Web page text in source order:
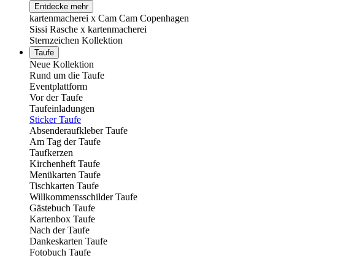
Entdecke mehr
kartenmacherei x Cam Cam Copenhagen
Sissi Rasche x kartenmacherei
Sternzeichen Kollektion
Taufe
Neue Kollektion
Rund um die Taufe
Eventplattform
Vor der Taufe
Taufeinladungen
Sticker Taufe
Absenderaufkleber Taufe
Am Tag der Taufe
Taufkerzen
Kirchenheft Taufe
Menükarten Taufe
Tischkarten Taufe
Willkommensschilder Taufe
Gästebuch Taufe
Kartenbox Taufe
Nach der Taufe
Dankeskarten Taufe
Fotobuch Taufe